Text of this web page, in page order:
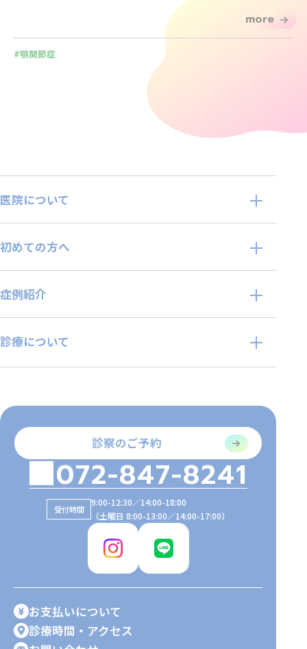
more
顎関節症
医院について
初めての方へ
症例紹介
診療について
診察のご予約
072-847-8241
受付時間
9:00-12:30／14:00-18:00
（土曜日 8:00-13:00／14:00-17:00）
お支払いについて
診療時間・アクセス